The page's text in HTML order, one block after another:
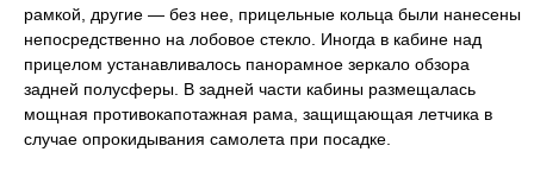
рамкой, другие — без нее, прицельные кольца были нанесены
непосредственно на лобовое стекло. Иногда в кабине над
прицелом устанавливалось панорамное зеркало обзора
задней полусферы. В задней части кабины размещалась
мощная противокапотажная рама, защищающая летчика в
случае опрокидывания самолета при посадке.